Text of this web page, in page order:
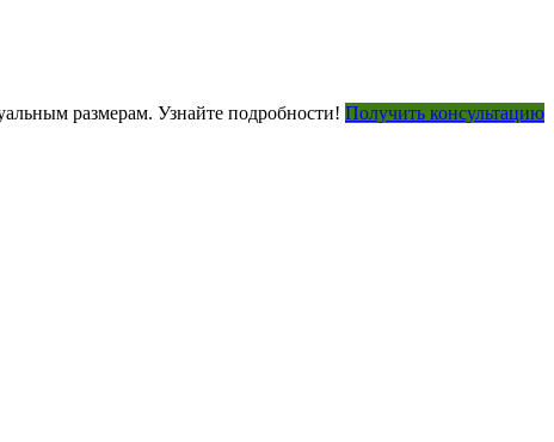
размерам. Узнайте подробности! Получить консультацию